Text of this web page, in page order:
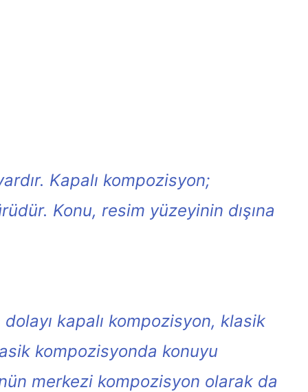
Kapalı kompozisyon;
Konu, resim yüzeyinin dışına
kapalı kompozisyon, klasik
kompozisyonda konuyu
merkezi kompozisyon olarak da